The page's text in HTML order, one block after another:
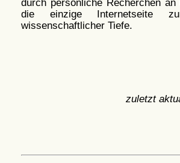
durch persönliche Recherchen
die einzige Internetseite
wissenschaftlicher Tiefe.
zuletzt